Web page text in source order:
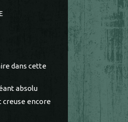
dans cette
absolu
creuse encore